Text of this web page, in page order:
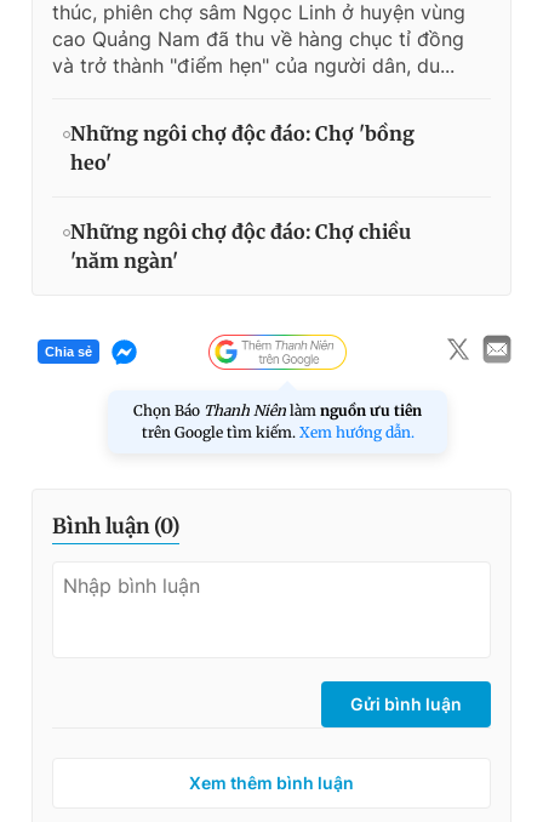
thúc, phiên chợ sâm Ngọc Linh ở huyện vùng
cao Quảng Nam đã thu về hàng chục tỉ đồng
và trở thành "điểm hẹn" của người dân, du...
Những ngôi chợ độc đáo: Chợ 'bồng
heo'
Những ngôi chợ độc đáo: Chợ chiều
'năm ngàn'
Chia sẻ
Chọn Báo Thanh Niên làm nguồn ưu tiên
trên Google tìm kiếm. Xem hướng dẫn.
Bình luận (0)
Gửi bình luận
Xem thêm bình luận